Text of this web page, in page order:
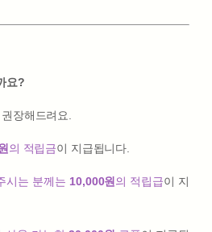
요?
장해드려요.
의 적립금이 지급됩니다.
시는 분께는 10,000원 의 적립급이 지